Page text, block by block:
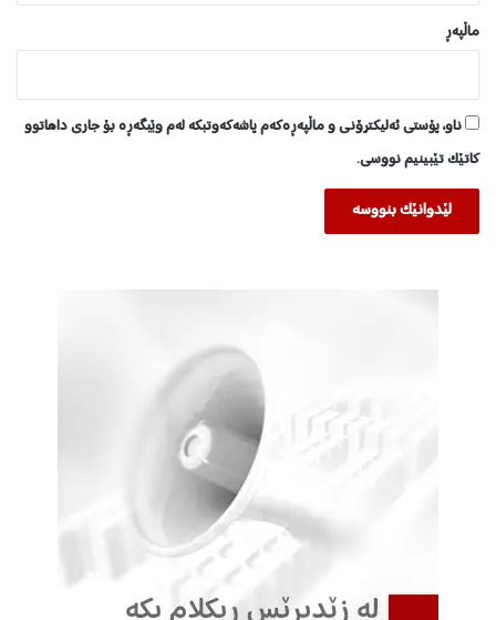
ماڵپه‌ڕ
ناو، پۆستی ئەلیکترۆنی و ماڵپەڕەکەم پاشەکەوتبکە لەم وێبگەڕە بۆ جاری داهاتوو
کاتێک تێبینیم نووسی.